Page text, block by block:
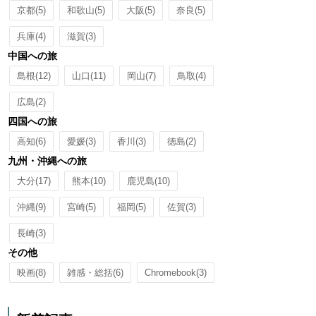
京都(5) 和歌山(5) 大阪(5) 奈良(5)
兵庫(4) 滋賀(3)
中国への旅
島根(12) 山口(11) 岡山(7) 鳥取(4)
広島(2)
四国への旅
高知(6) 愛媛(3) 香川 (3) 徳島(2)
九州・沖縄への旅
大分(17) 熊本(10) 鹿児島(10)
沖縄(9) 宮崎(5) 福岡(5) 佐賀(3)
長崎(3)
その他
映画(8) 雑感・総括(6) Chromebook(3)